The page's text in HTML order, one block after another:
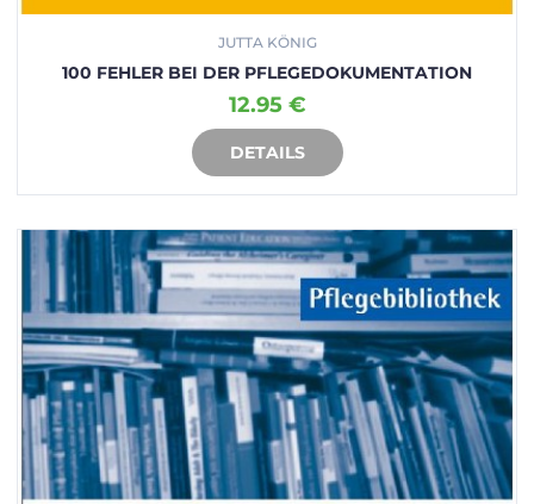
JUTTA KÖNIG
100 FEHLER BEI DER PFLEGEDOKUMENTATION
12.95 €
DETAILS
IN DEN WARENKORB